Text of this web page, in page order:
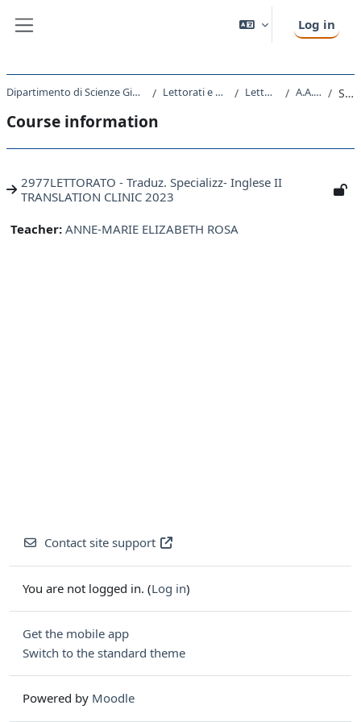
Log in
Dipartimento di Scienze Giuridiche, del Linguaggio, dell`Interpretazione e della Traduzione Lettorati e altre attivita' didattiche Lettorati - Lettorati A.A. 2023 - 2024 Summary
Course information
2977LETTORATO - Traduz. Specializz- Inglese II
TRANSLATION CLINIC 2023
Teacher: ANNE-MARIE ELIZABETH ROSA
Contact site support
You are not logged in. (Log in)
Get the mobile app
Switch to the standard theme
Powered by Moodle